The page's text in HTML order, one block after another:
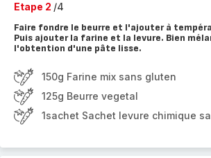
Etape 2 /4
Faire fondre le beurre et l'ajouter à
Puis ajouter la farine et la levure. Bien
l'obtention d'une pâte lisse.
150g Farine mix sans gluten
125g Beurre vegetal
1sachet Sachet levure chimique